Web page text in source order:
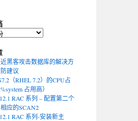
黑客攻击数据库的解决方
建议
（RHEL 7.2）的CPU占
占用高）
RAC 系列 – 配置第二个
应的SCAN2
RAC 系列-安装新主